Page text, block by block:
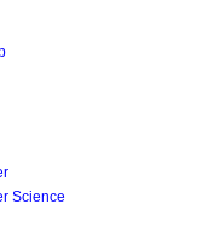
Science